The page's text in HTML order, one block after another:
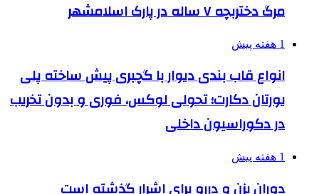
مرگ دختربچه ۷ ساله در پارک اسلامشهر
1 هفته پیش
انواع قاب بندی دیوار با گچبری پیش ساخته پلی
یورتان دکارت؛ تحولی لوکس، فوری و بدون تخریب
در دکوراسیون داخلی
1 هفته پیش
دوران بزن و دررو برای اشرار گذشته است